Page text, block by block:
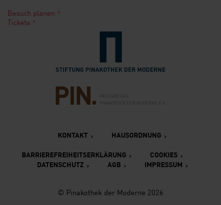
Besuch planen
Tickets
Verlinkung zur Seite der
KONTAKT HAUSORDNUNG
© Pinakothek der Moderne 2026
BARRIEREFREIHEITSERKLÄRUNG
COOKIES
DATENSCHUTZ
AGB IMPRESSUM